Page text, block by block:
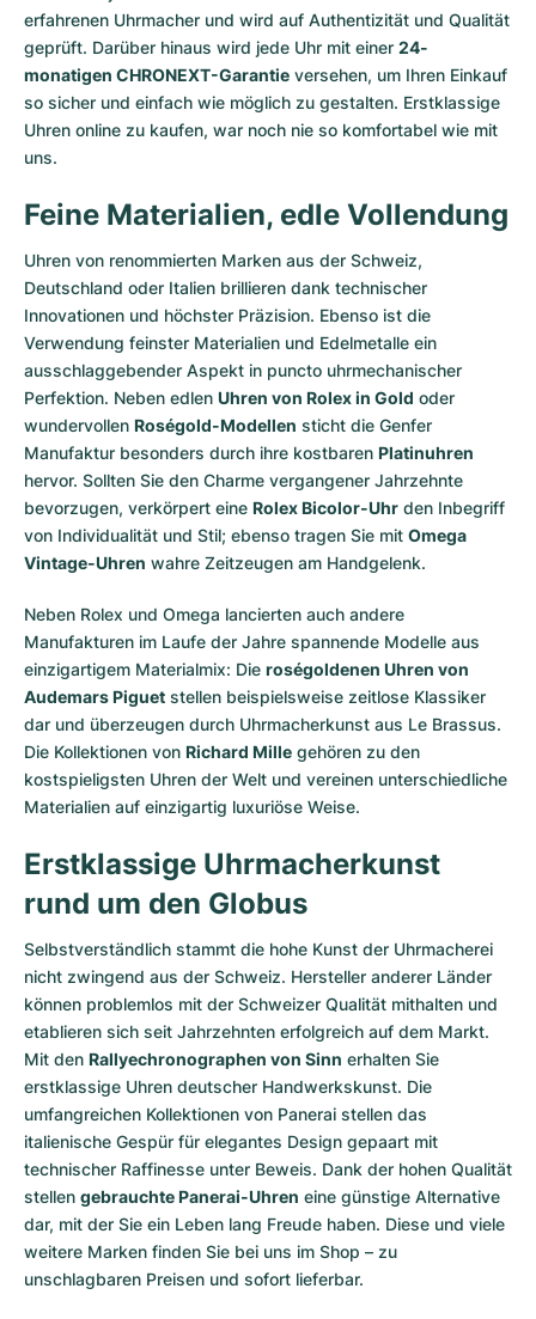
erfahrenen Uhrmacher und wird auf Authentizität und Qualität
geprüft. Darüber hinaus wird jede Uhr mit einer 24-
monatigen CHRONEXT-Garantie versehen, um Ihren Einkauf
so sicher und einfach wie möglich zu gestalten. Erstklassige
Uhren online zu kaufen, war noch nie so komfortabel wie mit
uns.
Feine Materialien, edle Vollendung
Uhren von renommierten Marken aus der Schweiz,
Deutschland oder Italien brillieren dank technischer
Innovationen und höchster Präzision. Ebenso ist die
Verwendung feinster Materialien und Edelmetalle ein
ausschlaggebender Aspekt in puncto uhrmechanischer
Perfektion. Neben edlen Uhren von Rolex in Gold oder
wundervollen Roségold-Modellen sticht die Genfer
Manufaktur besonders durch ihre kostbaren Platinuhren
hervor. Sollten Sie den Charme vergangener Jahrzehnte
bevorzugen, verkörpert eine Rolex Bicolor-Uhr den Inbegriff
von Individualität und Stil; ebenso tragen Sie mit Omega
Vintage-Uhren wahre Zeitzeugen am Handgelenk.
Neben Rolex und Omega lancierten auch andere
Manufakturen im Laufe der Jahre spannende Modelle aus
einzigartigem Materialmix: Die roségoldenen Uhren von
Audemars Piguet stellen beispielsweise zeitlose Klassiker
dar und überzeugen durch Uhrmacherkunst aus Le Brassus.
Die Kollektionen von Richard Mille gehören zu den
kostspieligsten Uhren der Welt und vereinen unterschiedliche
Materialien auf einzigartig luxuriöse Weise.
Erstklassige Uhrmacherkunst
rund um den Globus
Selbstverständlich stammt die hohe Kunst der Uhrmacherei
nicht zwingend aus der Schweiz. Hersteller anderer Länder
können problemlos mit der Schweizer Qualität mithalten und
etablieren sich seit Jahrzehnten erfolgreich auf dem Markt.
Mit den Rallyechronographen von Sinn erhalten Sie
erstklassige Uhren deutscher Handwerkskunst. Die
umfangreichen Kollektionen von Panerai stellen das
italienische Gespür für elegantes Design gepaart mit
technischer Raffinesse unter Beweis. Dank der hohen Qualität
stellen gebrauchte Panerai-Uhren eine günstige Alternative
dar, mit der Sie ein Leben lang Freude haben. Diese und viele
weitere Marken finden Sie bei uns im Shop – zu
unschlagbaren Preisen und sofort lieferbar.